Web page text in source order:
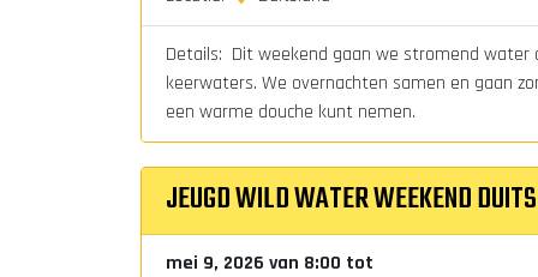
Details: Dit weekend gaan we stromend water
keerwaters. We overnachten samen en gaan
een warme douche kunt nemen.
JEUGD WILD WATER WEEKEND
mei 9, 2026 van 8:00 tot